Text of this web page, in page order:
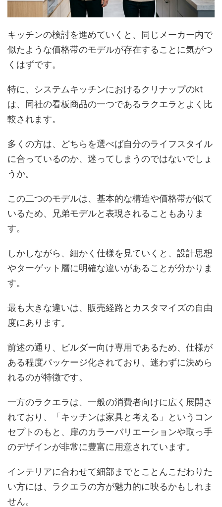
キッチンの検討を進めていくと、同じメーカー内で
似たような価格帯のモデルが存在することに気がつ
くはずです。
特に、システムキッチンにおけるクリナップのkt
は、同社の看板商品の一つであるラクエラとよく比
較されます。
多くの方は、どちらを選べば自分のライフスタイル
に合っているのか、迷ってしまうのではないでしょ
うか。
この二つのモデルは、基本的な構造や価格帯が似て
いるため、兄弟モデルと表現されることもありま
す。
しかしながら、細かく仕様を見ていくと、設計思想
やターゲット層に明確な違いがあることが分かりま
す。
最も大きな違いは、販売経路とカスタマイズの自由
度にあります。
前述の通り、ビルダー向け専用であるため、仕様が
ある程度パッケージ化されており、迷わずに決めら
れるのが特徴です。
一方のラクエラは、一般の消費者向けに広く展開さ
れており、「キッチンは家具と考える」というコン
セプトのもと、扉のカラーバリエーションや取っ手
のデザインが非常に豊富に用意されています。
インテリアに合わせて細部までとことんこだわりた
い方には、ラクエラの方が魅力的に映るかもしれま
せん。